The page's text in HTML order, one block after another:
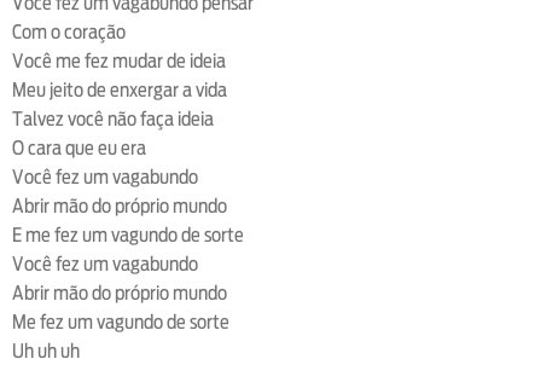
Com o coração
Você me fez mudar de ideia
Meu jeito de enxergar a vida
Talvez você não faça ideia
O cara que eu era
Você fez um vagabundo
Abrir mão do próprio mundo
E me fez um vagundo de sorte
Você fez um vagabundo
Abrir mão do próprio mundo
Me fez um vagundo de sorte
Uh uh uh